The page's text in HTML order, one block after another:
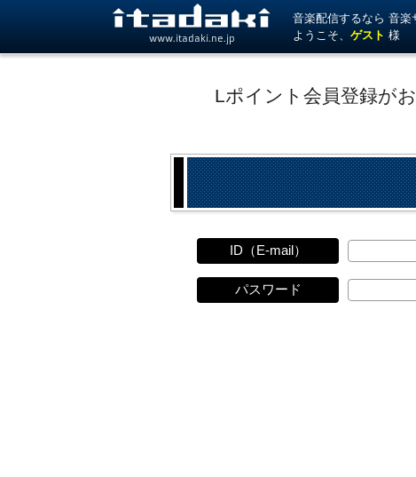
www.itadaki.ne.jp
音楽配信するなら 音楽
ようこそ、ゲスト 様
Lポイント会員登録が
ID（E-mail）
パスワード